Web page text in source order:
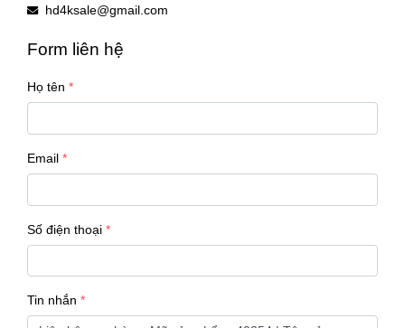
hd4ksale@gmail.com
Form liên hệ
Họ tên
Email
Số điện thoại
Tin nhắn